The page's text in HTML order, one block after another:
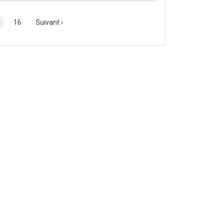
Poste permanent de jour (40
de l'employeur; Stationnement sur place;
16 Suivant ›